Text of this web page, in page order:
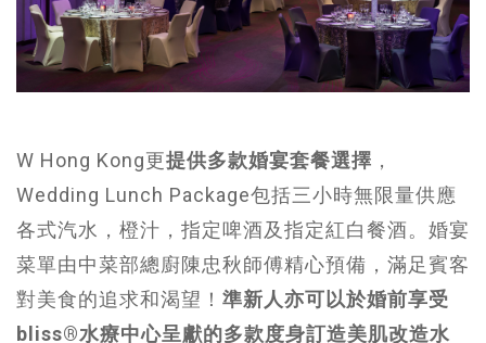
W Hong Kong更提供多款婚宴套餐選擇 ，
Wedding Lunch Package包括三小時無限量供應
各式汽水，橙汁，指定啤酒及指定紅白餐酒。婚宴
菜單由中菜部總廚陳忠秋師傅精心預備，滿足賓客
對美食的追求和渴望！ 準新人亦可以於婚前享受
bliss®水療中心呈獻的多款度身訂造美肌改造水